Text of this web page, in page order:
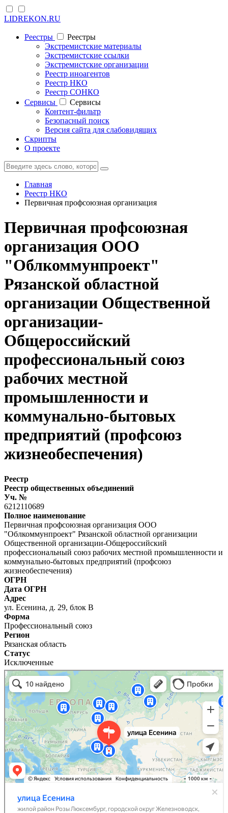
LIDREKON.RU
Реестры
Реестры
Экстремистские материалы
Экстремистские ссылки
Экстремистские организации
Реестр иноагентов
Реестр НКО
Реестр СОНКО
Cервисы
Cервисы
Контент-фильтр
Безопасный поиск
Версия сайта для слабовидящих
Скрипты
О проекте
Главная
Реестр НКО
Первичная профсоюзная организация
Первичная профсоюзная
организация ООО
"Облкоммунпроект"
Рязанской областной
организации Общественной
организации-
Общероссийский
профессиональный союз
рабочих местной
промышленности и
коммунально-бытовых
предприятий (профсоюз
жизнеобеспечения)
Реестр
Реестр общественных объединений
Уч. №
6212110689
Полное наименование
Первичная профсоюзная организация ООО
"Облкоммунпроект" Рязанской областной организации
Общественной организации-Общероссийский
профессиональный союз рабочих местной промышленности и
коммунально-бытовых предприятий (профсоюз
жизнеобеспечения)
ОГРН
Дата ОГРН
Адрес
ул. Есенина, д. 29, блок В
Форма
Профессиональный союз
Регион
Рязанская область
Статус
Исключенные